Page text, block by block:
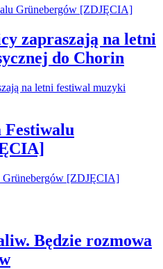
zapraszają na letni
do Chorin
Festiwalu
Będzie rozmowa